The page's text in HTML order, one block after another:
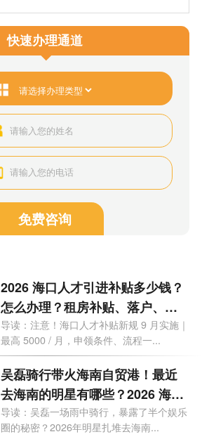
快速办理通道
免费咨询
2026 海口人才引进补贴多少钱？
怎么办理？租房补贴、落户、子
女入学全问答
导读：注意！海口人才补贴新规 9 月实施｜
最高 5000 / 月，申领条件、流程一...
吴磊骑行带火海南自贸港！最近
去海南的明星有哪些？2026 海南
有哪些明星注册公司？
导读：吴磊一场雨中骑行，暴露了半个娱乐
圈的秘密？2026年明星扎堆去海南...